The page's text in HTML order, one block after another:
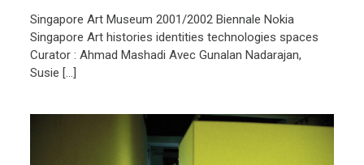
Singapore Art Museum 2001/2002 Biennale Nokia
Singapore Art histories identities technologies spaces
Curator : Ahmad Mashadi Avec Gunalan Nadarajan,
Susie […]